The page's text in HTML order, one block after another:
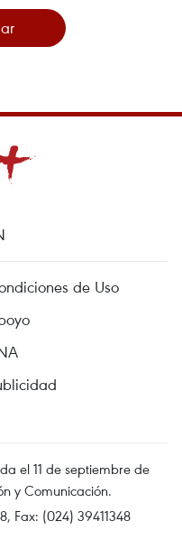
de Uso
el 11 de septiembre de
y Comunicación.
Fax: (024) 39411348